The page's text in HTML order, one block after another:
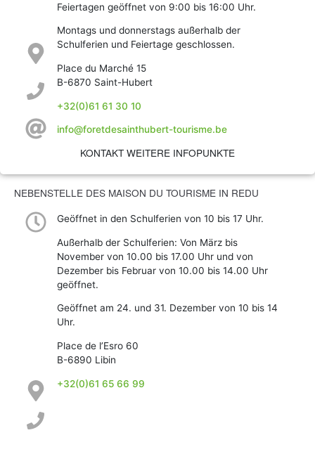
Feiertagen geöffnet von 9:00 bis 16:00 Uhr.
Montags und donnerstags außerhalb der
Schulferien und Feiertage geschlossen.
Place du Marché 15
B-6870 Saint-Hubert
+32(0)61 61 30 10
info@foretdesainthubert-tourisme.be
KONTAKT WEITERE INFOPUNKTE
NEBENSTELLE DES MAISON DU TOURISME IN REDU
Geöffnet in den Schulferien von 10 bis 17 Uhr.
Außerhalb der Schulferien: Von März bis
November von 10.00 bis 17.00 Uhr und von
Dezember bis Februar von 10.00 bis 14.00 Uhr
geöffnet.
Geöffnet am 24. und 31. Dezember von 10 bis 14
Uhr.
Place de l’Esro 60
B-6890 Libin
+32(0)61 65 66 99